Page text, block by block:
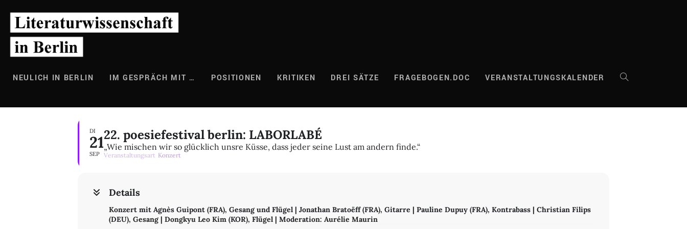
Inhalt
springen
NEULICH IN BERLIN IM GESPRÄCH MIT … POSITIONEN KRITIKEN DREI SÄTZE FRAGEBOGEN.DOC VERANSTALTUNGSKALENDER WEBSITE-
DI
21
SEP
22. poesiefestival berlin: LABORLABÉ
„Wie mischen wir so glücklich unsre Küsse, dass jeder seine Lust am andern finde.“
Veranstaltungsart Konzert
Details
Konzert mit Agnès Guipont (FRA), Gesang und Flügel | Jonathan Bratoëff (FRA), Gitarre | Pauline Dupuy (FRA), Kontrabass | Christian Filips
(DEU), Gesang | Dongkyu Leo Kim (KOR), Flügel | Moderation: Aurélie Maurin